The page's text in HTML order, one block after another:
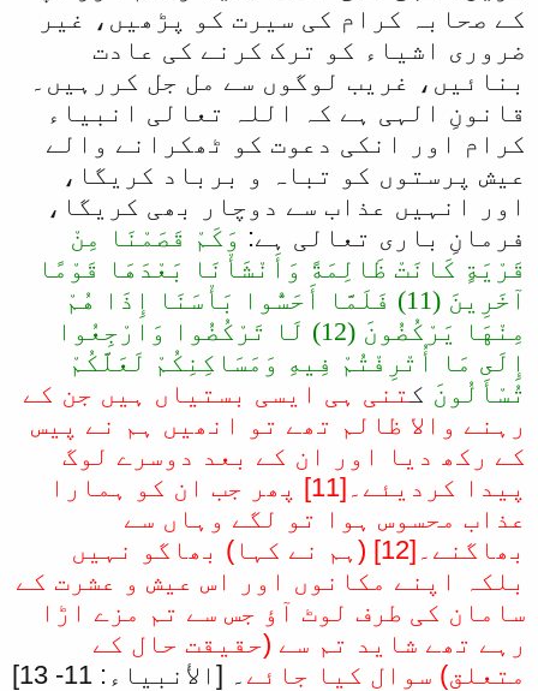
کے صحابہ کرام کی سیرت کو پڑھیں، غیر
ضروری اشیاء کو ترک کرنے کی عادت
بنائیں، غریب لوگوں سے مل جل کررہیں۔
قانونِ الہی ہے کہ اللہ تعالی انبیاء
کرام اور انکی دعوت کو ٹھکرانے والے
عیش پرستوں کو تباہ و برباد کریگا،
اور انہیں عذاب سے دوچار بھی کریگا،
فرمانِ باری تعالی ہے: وَكَمْ قَصَمْنَا مِنْ
قَرْيَةٍ كَانَتْ ظَالِمَةً وَأَنْشَأْنَا بَعْدَهَا قَوْمًا
آخَرِينَ (11) فَلَمَّا أَحَسُّوا بَأْسَنَا إِذَا هُمْ
مِنْهَا يَرْكُضُونَ (12) لَا تَرْكُضُوا وَارْجِعُوا
إِلَى مَا أُتْرِفْتُمْ فِيهِ وَمَسَاكِنِكُمْ لَعَلَّكُمْ
تُسْأَلُونَ کتنی ہی ایسی بستیاں ہیں جن کے
رہنے والا ظالم تھے تو انھیں ہم نے پیس
کے رکھ دیا اور ان کے بعد دوسرے لوگ
پیدا کردیئے۔[11] پھر جب ان کو ہمارا
عذاب محسوس ہوا تو لگے وہاں سے
بھاگنے۔[12] (ہم نے کہا) بھاگو نہیں
بلکہ اپنے مکانوں اور اس عیش و عشرت کے
سامان کی طرف لوٹ آؤ جس سے تم مزے اڑا
رہے تھے شاید تم سے (حقیقت حال کے
متعلق) سوال کیا جائے ۔ [الأنبياء: 11- 13]